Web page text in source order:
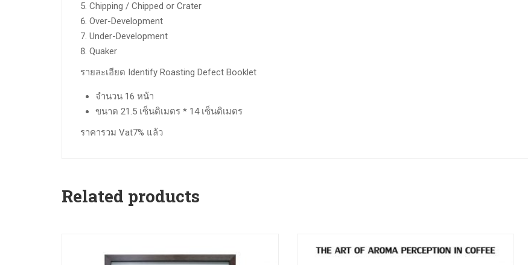
Chipping / Chipped or Crater
Over-Development
Under-Development
Quaker
รายละเอียด Identify Roasting Defect Booklet
จำนวน 16 หน้า
ขนาด 21.5 เซ็นติเมตร * 14 เซ็นติเมตร
ราคารวม Vat7% แล้ว
Related products